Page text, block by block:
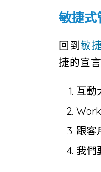
敏捷式
回到敏
捷的宣
互動
跟客
我們